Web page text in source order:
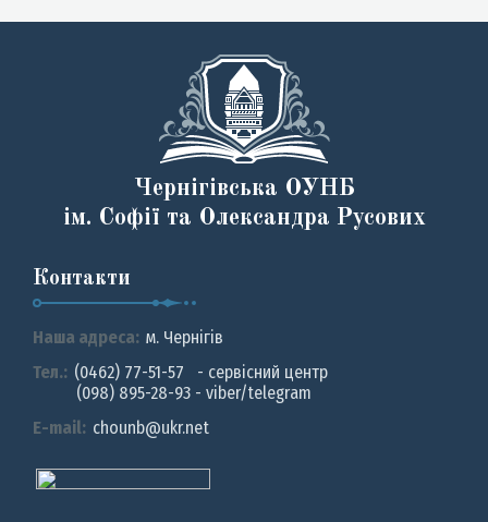
Чернігівська ОУНБ
ім. Софії та Олександра Русових
Контакти
Наша адреса: м. Чернiгiв
Тел.: (0462) 77-51-57 - сервісний центр
(098) 895-28-93 - viber/telegram
E-mail: chounb@ukr.net